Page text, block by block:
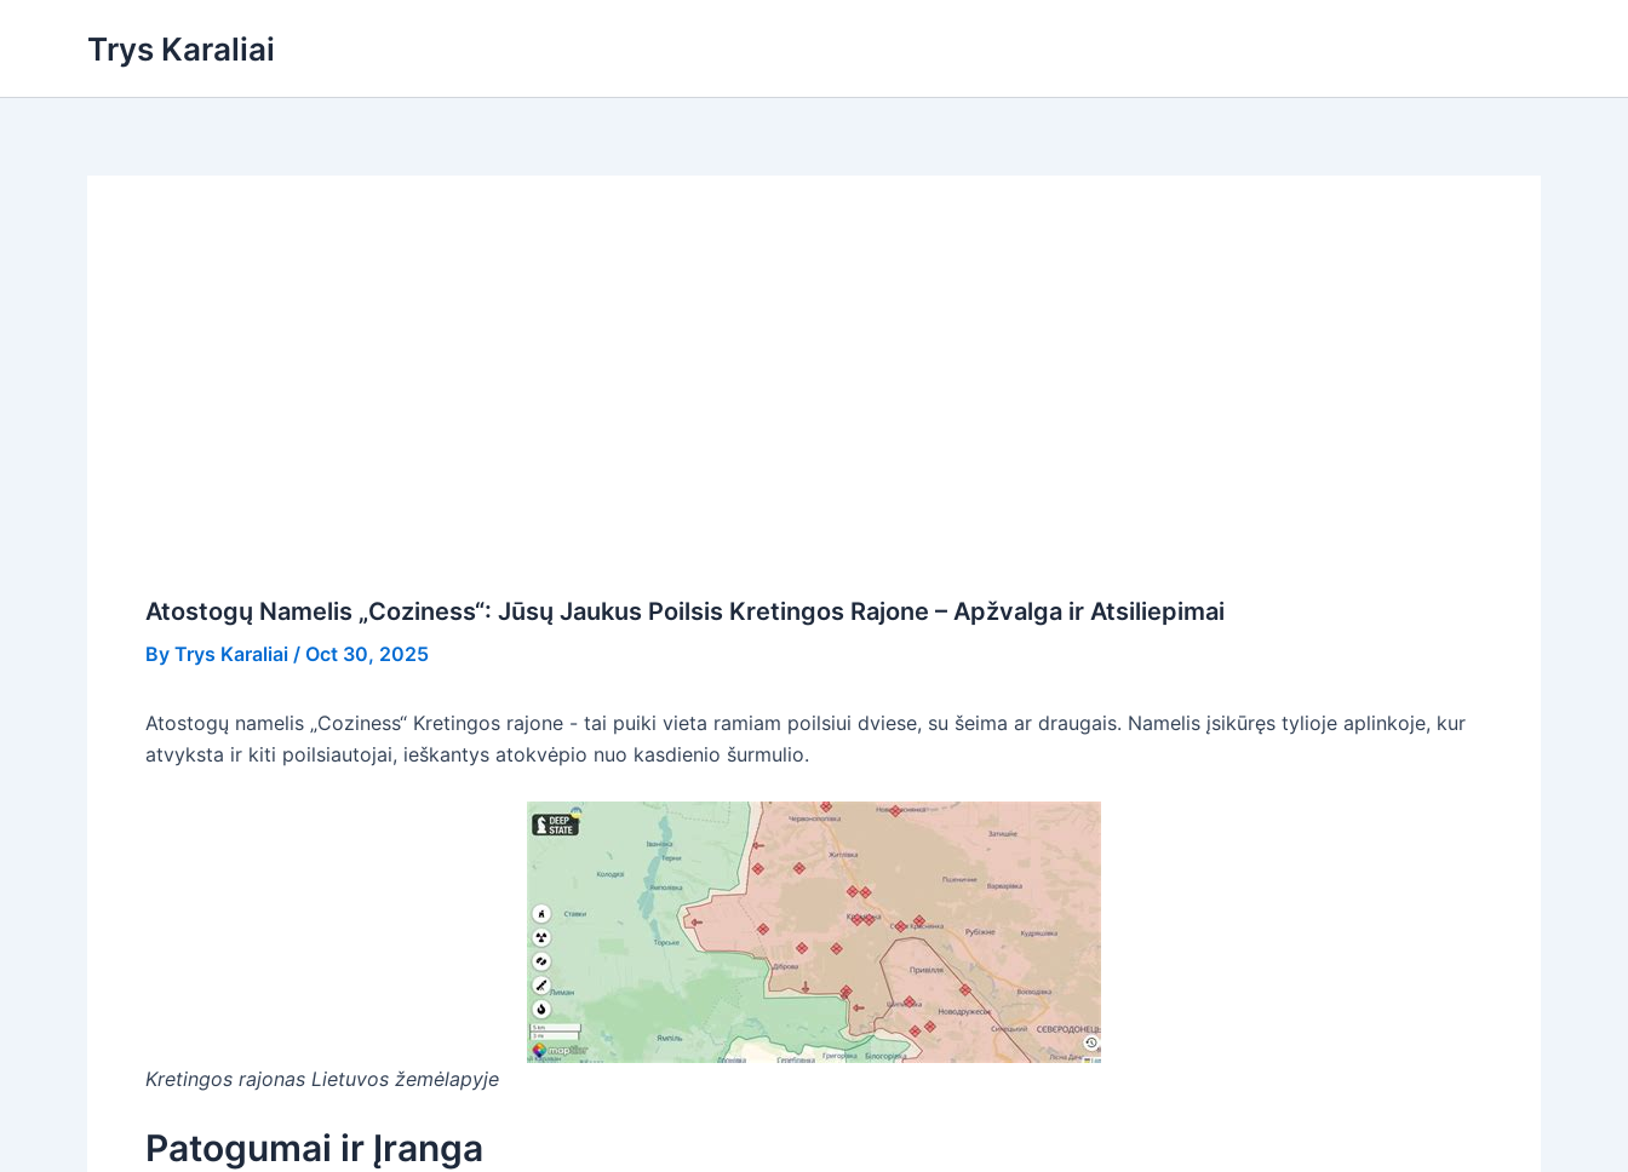
Trys Karaliai
Atostogų Namelis „Coziness“: Jūsų Jaukus Poilsis Kretingos Rajone – Apžvalga ir Atsiliepimai
By Trys Karaliai / Oct 30, 2025
Atostogų namelis „Coziness“ Kretingos rajone - tai puiki vieta ramiam poilsiui dviese, su šeima ar draugais. Namelis įsikūręs tylioje aplinkoje, kur
atvyksta ir kiti poilsiautojai, ieškantys atokvėpio nuo kasdienio šurmulio.
Kretingos rajonas Lietuvos žemėlapyje
Patogumai ir Įranga